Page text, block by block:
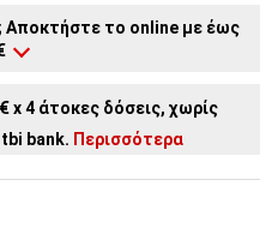
Αποκτήστε το online με έως
/ μήνα
x 4 άτοκες δόσεις, χωρίς
bank. Περισσότερα